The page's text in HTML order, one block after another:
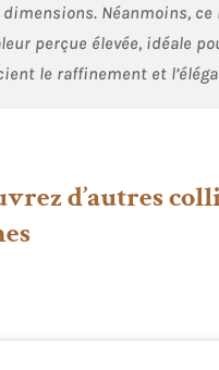
dimensions. Néanmoins,
perçue élevée, idéale
le raffinement et
d’autres